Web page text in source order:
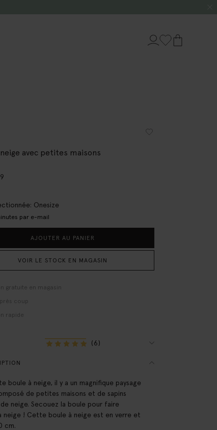
avec petites maisons
Onesize
par e-mail
AJOUTER AU PANIER
VOIR LE STOCK EN MAGASIN
gratuite en magasin
coup
rapide
(6)
boule à neige, il y a un magnifique paysage
de petites maisons et de sapins
neige. Secouez la boule pour faire
neige ! Cette boule à neige est en verre et
cm.